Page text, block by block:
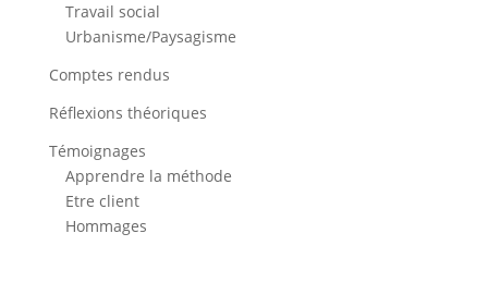
Travail social
Urbanisme/Paysagisme
Comptes rendus
Réflexions théoriques
Témoignages
Apprendre la méthode
Etre client
Hommages